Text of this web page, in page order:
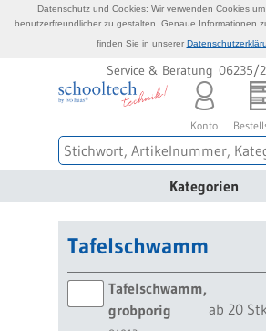
Service & Beratung 06235/
Konto
Kategorien
Tafelschwamm
Tafelschwamm,
grobporig
ab 20
Datenschutz und Cookies: Wir verwenden Cookies
benutzerfreundlicher zu gestalten. Genaue Informationen
finden Sie in unserer